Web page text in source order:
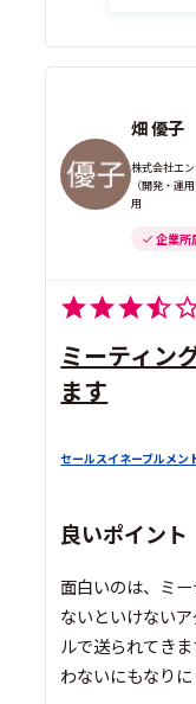
畑 優子
株式会社エ
（開発・運
用
企業所
ミーティン
ます
セールスイネーブルメン
良いポイント
面白いのは、ミ
ないといけない
ルで送られてき
わないにもなりに